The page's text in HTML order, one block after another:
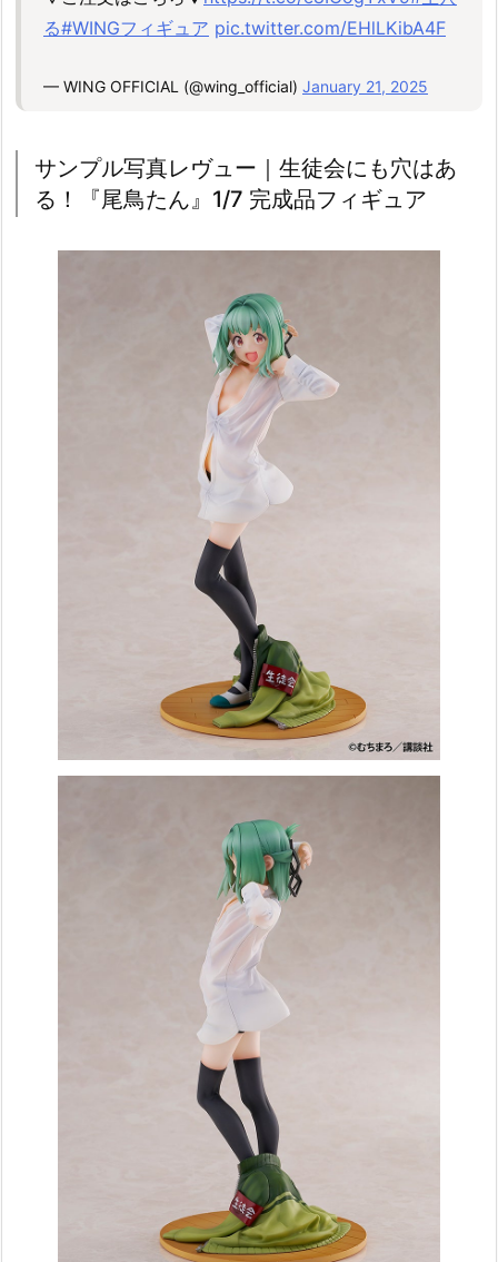
る#WINGフィギュア pic.twitter.com/EHlLKibA4F
— WING OFFICIAL (@wing_official) January 21, 2025
サンプル写真レヴュー｜生徒会にも穴はあ
る！『尾鳥たん』1/7 完成品フィギュア